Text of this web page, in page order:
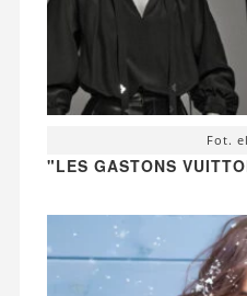
Fot.
"LES GASTONS